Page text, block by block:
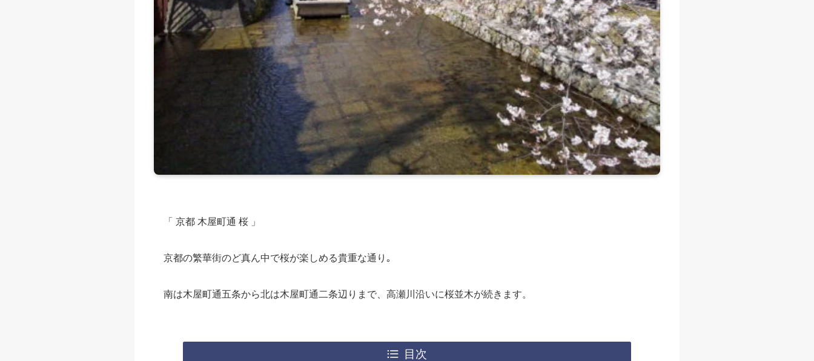
「 京都 木屋町通 桜 」
京都の繁華街のど真ん中で桜が楽しめる貴重な通り｡
南は木屋町通五条から北は木屋町通二条辺りまで、高瀬川沿いに桜並木が続きます。
目次